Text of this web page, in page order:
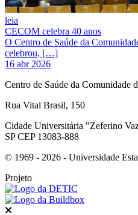
leia
CECOM celebra 40 anos
O Centro de Saúde da
celebrou, […]
16 abr 2026
Centro de Saúde da Comunidade
Rua Vital Brasil, 150
Cidade Universitária "Zeferino
SP CEP 13083-888
© 1969 - 2026 - Universidade
Projeto